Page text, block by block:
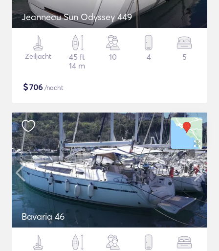
Jeanneau Sun Odyssey 449
Zeiljacht
45 ft
14 m
10 4 5
$706 /nacht
Bavaria 46